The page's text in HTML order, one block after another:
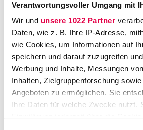
Verantwortungsvoller Umgang mit
Wir und unsere 1022 Partner
Daten, wie z. B. Ihre IP-Adresse,
wie Cookies, um Informationen auf
speichern und darauf zuzugreifen
Werbung und Inhalte, Messungen
Inhalten, Zielgruppenforschung
Angeboten zu ermöglichen. Sie
Ihre Daten für welche Zwecke nutzt.
a
B
o
c
k
h
o
l
t
HR